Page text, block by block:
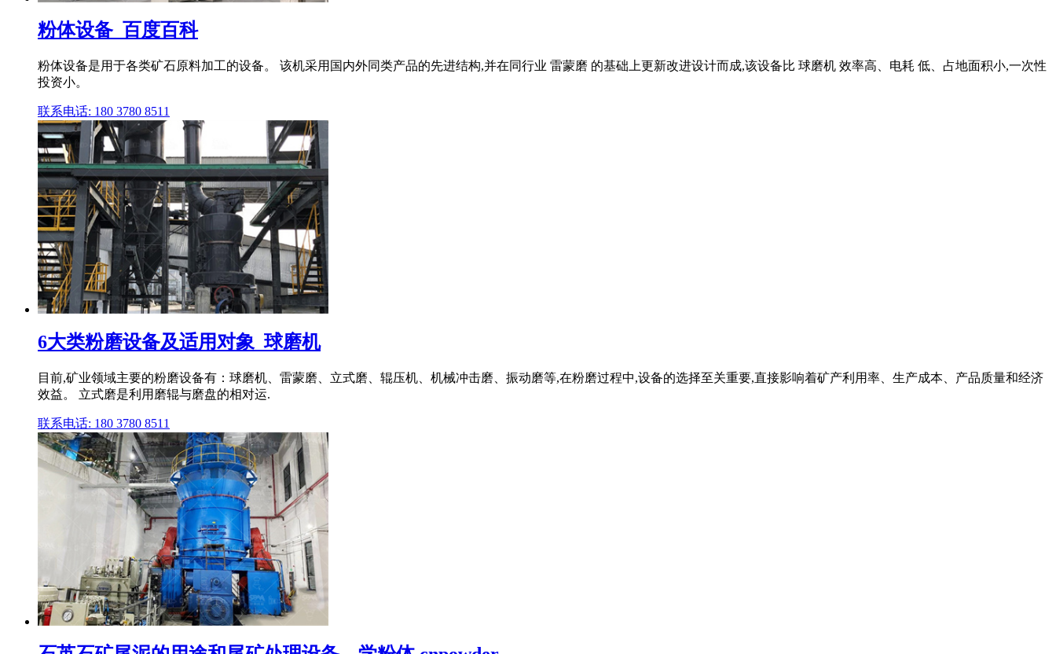
粉体设备_百度百科
粉体设备是用于各类矿石原料加工的设备。 该机采用国内外同类产品的先进结构,并在同行业 雷蒙磨 的基础上更新改进设计而成,该设备比 球磨机 效率高、电耗 低、占地面积小,一次性
投资小。
联系电话: 180 3780 8511
6大类粉磨设备及适用对象_球磨机
目前,矿业领域主要的粉磨设备有：球磨机、雷蒙磨、立式磨、辊压机、机械冲击磨、振动磨等,在粉磨过程中,设备的选择至关重要,直接影响着矿产利用率、生产成本、产品质量和经济
效益。 立式磨是利用磨辊与磨盘的相对运.
联系电话: 180 3780 8511